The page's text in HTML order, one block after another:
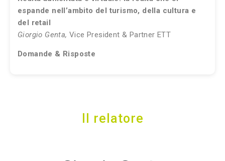
espande nell’ambito del turismo, della cultura e
del retail
Giorgio Genta, Vice President & Partner ETT
Domande & Risposte
Il relatore